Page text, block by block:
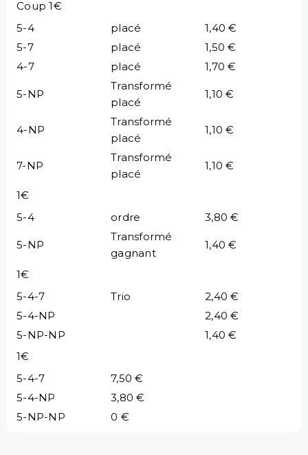
Coup 1€
5-4
placé
1,40 €
5-7
placé
1,50 €
4-7
placé 1,70 €
5-NP
Transformé
placé
1,10 €
4-NP
Transformé
placé
1,10 €
7-NP
Transformé
placé
1,10 €
1€
5-4
ordre 3,80 €
5-NP
Transformé
gagnant
1,40 €
1€
5-4-7
Trio
2,40 €
5-4-NP
2,40 €
5-NP-NP
1,40 €
1€
5-4-7
7,50 €
5-4-NP
3,80 €
5-NP-NP
0 €